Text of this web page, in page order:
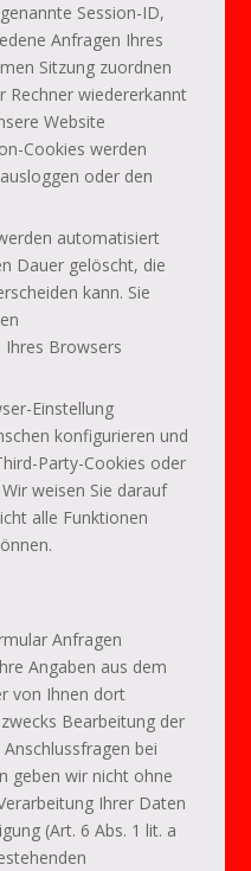
Session-ID,
Anfragen Ihres
Sitzung zuordnen
Rechner wiedererkannt
Website
Cookies werden
oder den
automatisiert
Dauer gelöscht, die
kann. Sie
Ihres Browsers
Einstellung
konfigurieren und
Party-Cookies oder
weisen Sie darauf
alle Funktionen
Anfragen
Angaben aus dem
von Ihnen dort
Bearbeitung der
bei
geben wir nicht ohne
Ihrer Daten
(Art. 6 Abs. 1 lit. a